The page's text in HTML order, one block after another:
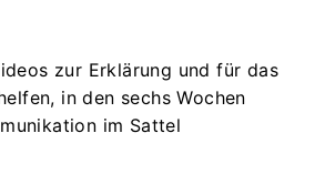
zur Erklärung und für das
in den sechs Wochen
im Sattel